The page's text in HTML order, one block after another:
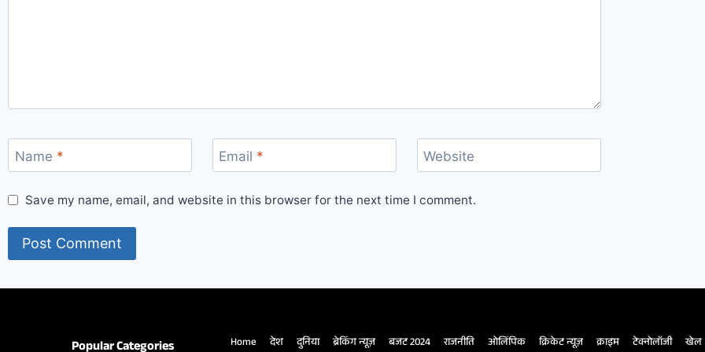
Name * Email * Website
Save my name, email, and website in this browser for the next time I comment.
Popular Categories Home देश दुनिया ब्रेकिंग न्यूज़ बजट 2024 राजनीति ओलिंपिक क्रिकेट न्यूज़ क्राइम टेक्नोलॉजी खेल